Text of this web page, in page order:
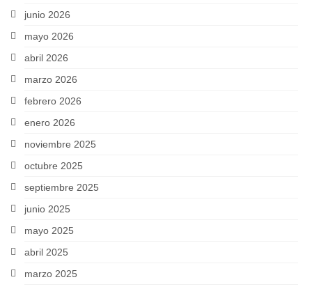
junio 2026
mayo 2026
abril 2026
marzo 2026
febrero 2026
enero 2026
noviembre 2025
octubre 2025
septiembre 2025
junio 2025
mayo 2025
abril 2025
marzo 2025